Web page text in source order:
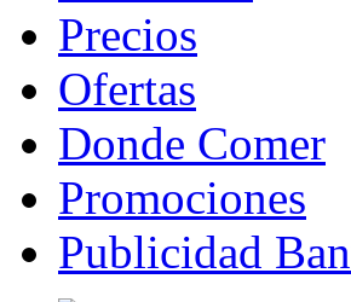
Precios
Ofertas
Donde Comer
Promociones
Publicidad